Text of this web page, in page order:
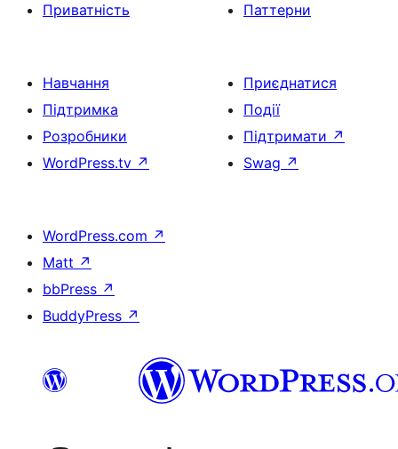
Приватність
Паттерни
Навчання
Підтримка
Розробники
WordPress.tv ↗
Приєднатися
Події
Підтримати ↗
Swag ↗
WordPress.com ↗
Matt ↗
bbPress ↗
BuddyPress ↗